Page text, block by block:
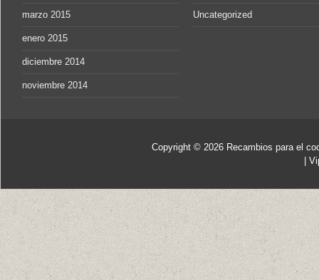
marzo 2015
enero 2015
diciembre 2014
noviembre 2014
Uncategorized
Copyright © 2026 Recambios para el